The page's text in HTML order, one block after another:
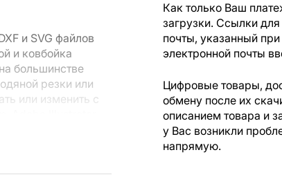
и SVG файлов
и ковбойка
большинстве
резки или
или изменить с
файлов.
созданы с
Как только Ваш
загрузки. Ссылки
почты, указанный
электронной почты
Цифровые товары,
обмену после их
описанием товара и
у Вас возникли
напрямую.